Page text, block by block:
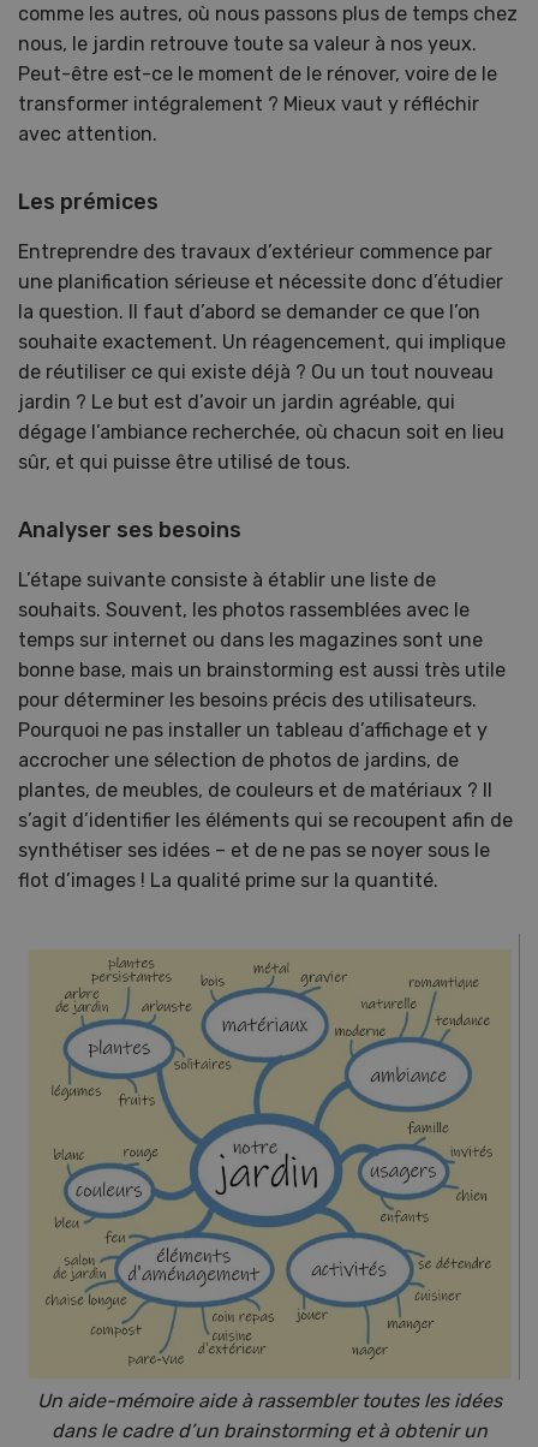
comme les autres, où nous passons plus de temps chez
nous, le jardin retrouve toute sa valeur à nos yeux.
Peut-être est-ce le moment de le rénover, voire de le
transformer intégralement ? Mieux vaut y réfléchir
avec attention.
Les prémices
Entreprendre des travaux d’extérieur commence par
une planification sérieuse et nécessite donc d’étudier
la question. Il faut d’abord se demander ce que l’on
souhaite exactement. Un réagencement, qui implique
de réutiliser ce qui existe déjà ? Ou un tout nouveau
jardin ? Le but est d’avoir un jardin agréable, qui
dégage l’ambiance recherchée, où chacun soit en lieu
sûr, et qui puisse être utilisé de tous.
Analyser ses besoins
L’étape suivante consiste à établir une liste de
souhaits. Souvent, les photos rassemblées avec le
temps sur internet ou dans les magazines sont une
bonne base, mais un brainstorming est aussi très utile
pour déterminer les besoins précis des utilisateurs.
Pourquoi ne pas installer un tableau d’affichage et y
accrocher une sélection de photos de jardins, de
plantes, de meubles, de couleurs et de matériaux ? Il
s’agit d’identifier les éléments qui se recoupent afin de
synthétiser ses idées – et de ne pas se noyer sous le
flot d’images ! La qualité prime sur la quantité.
Un aide-mémoire aide à rassembler toutes les idées
dans le cadre d’un brainstorming et à obtenir un